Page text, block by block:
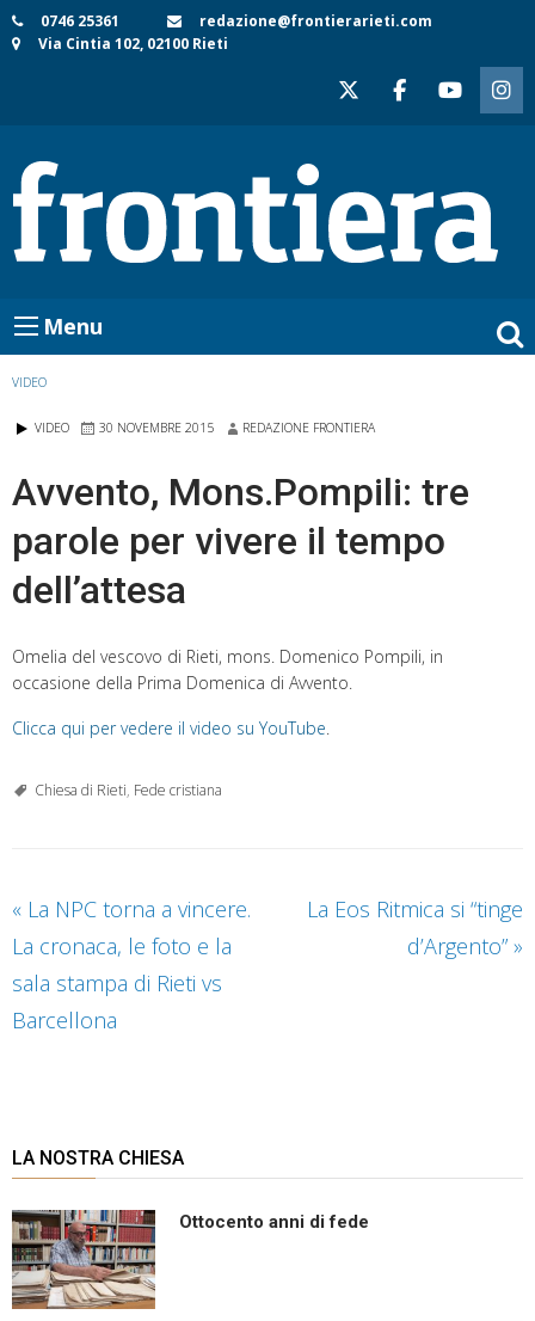
Skip
to
0746 25361
redazione@frontierarieti.com
Via Cintia 102, 02100 Rieti
Menu
VIDEO
VIDEO 30 NOVEMBRE 2015 REDAZIONE FRONTIERA
Avvento, Mons.Pompili: tre
parole per vivere il tempo
dell’attesa
Omelia del vescovo di Rieti, mons. Domenico Pompili, in
occasione della Prima Domenica di Avvento.
Clicca qui per vedere il video su YouTube
Chiesa di Rieti, Fede cristiana
« La NPC torna a vincere.
La cronaca, le foto e la
sala stampa di Rieti vs
Barcellona
La Eos Ritmica si “tinge
d’Argento” »
LA NOSTRA CHIESA
Ottocento anni di fede